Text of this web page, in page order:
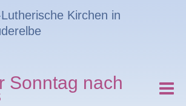
Kirchen in
Sonntag nach